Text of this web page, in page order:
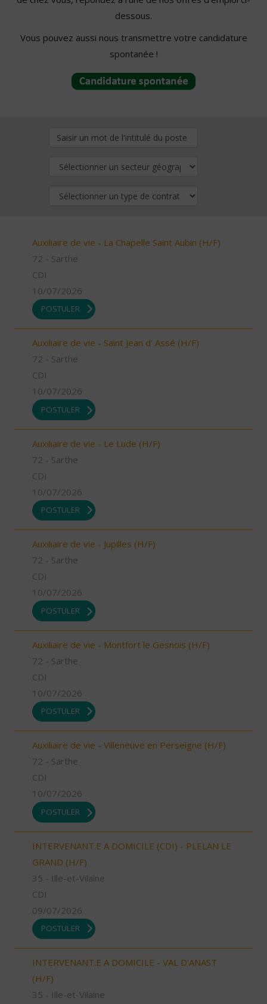
dessous.
Vous pouvez aussi nous transmettre votre candidature
spontanée !
Auxiliaire de vie - La Chapelle Saint Aubin (H/F)
72 - Sarthe
CDI
10/07/2026
POSTULER
Auxiliaire de vie - Saint Jean d' Assé (H/F)
72 - Sarthe
CDI
10/07/2026
POSTULER
Auxiliaire de vie - Le Lude (H/F)
72 - Sarthe
CDI
10/07/2026
POSTULER
Auxiliaire de vie - Jupilles (H/F)
72 - Sarthe
CDI
10/07/2026
POSTULER
Auxiliaire de vie - Montfort le Gesnois (H/F)
72 - Sarthe
CDI
10/07/2026
POSTULER
Auxiliaire de vie - Villeneuve en Perseigne (H/F)
72 - Sarthe
CDI
10/07/2026
POSTULER
INTERVENANT.E A DOMICILE (CDI) - PLELAN LE
GRAND (H/F)
35 - Ille-et-Vilaine
CDI
09/07/2026
POSTULER
INTERVENANT.E A DOMICILE - VAL D'ANAST
(H/F)
35 - Ille-et-Vilaine